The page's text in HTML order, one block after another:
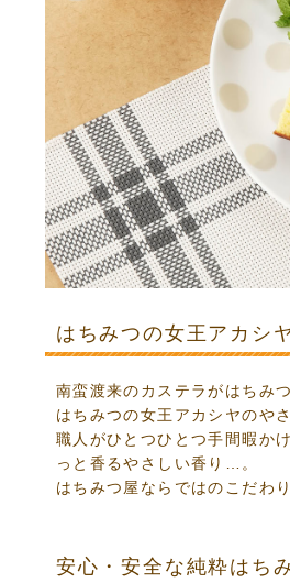
はちみつの女王アカシ
南蛮渡来のカステラがはちみ
はちみつの女王アカシヤのや
職人がひとつひとつ手間暇か
っと香るやさしい香り…。
はちみつ屋ならではのこだわ
安心・安全な純粋はち
その他 健康食品／ドリンク
おトクなまとめ買い
ジャム・ドリンクギフト
オリジナルグッズ
PROHERB化粧品シリーズ
石鹸・歯磨き・フェイスマスク
プロポリスクリーム
レジ袋・手さげ袋
新規ご購入の方限定
〜1,000円
1,001〜2,000円
2,001〜5,000円
5,001〜10,000円
10,000円以上
パンのお供に
ご飯のお供に
おやつのお供に
パーティのお供に